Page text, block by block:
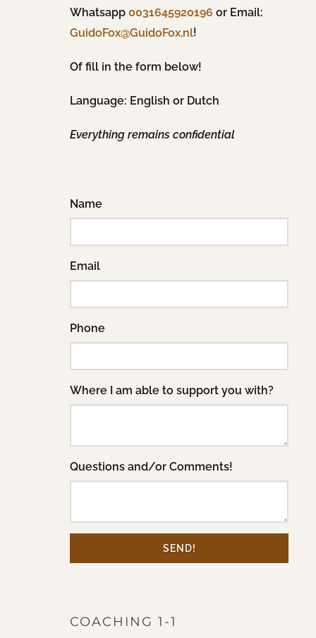
Whatsapp 0031645920196 or Email:
GuidoFox@GuidoFox.nl!
Of fill in the form below!
Language: English or Dutch
Everything remains confidential
Name
Email
Phone
Where I am able to support you with?
Questions and/or Comments!
SEND!
COACHING 1-1